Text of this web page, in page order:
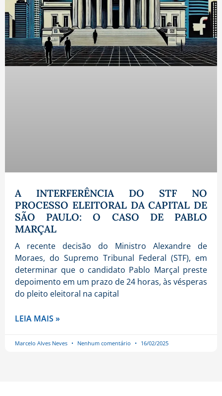
A INTERFERÊNCIA DO STF NO
PROCESSO ELEITORAL DA CAPITAL DE
SÃO PAULO: O CASO DE PABLO
MARÇAL
A recente decisão do Ministro Alexandre de
Moraes, do Supremo Tribunal Federal (STF), em
determinar que o candidato Pablo Marçal preste
depoimento em um prazo de 24 horas, às vésperas
do pleito eleitoral na capital
LEIA MAIS »
Marcelo Alves Neves Nenhum comentário 16/02/2025